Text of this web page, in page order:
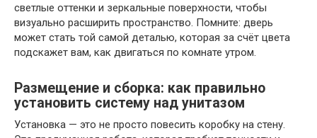
светлые оттенки и зеркальные поверхности, чтобы
визуально расширить пространство. Помните: дверь
может стать той самой деталью, которая за счёт цвета
подскажет вам, как двигаться по комнате утром.
Размещение и сборка: как правильно
установить систему над унитазом
Установка — это не просто повесить коробку на стену.